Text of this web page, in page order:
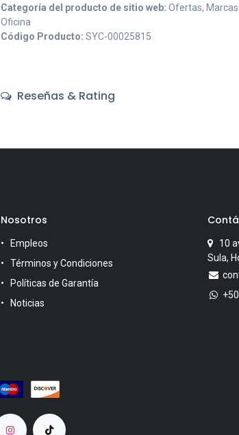
Categoría del producto de sitio web: Ofertas,
Oficina
Código Producto: SYC-00025815
Reseñas & Rating
Nosotros
Empleos
Términos y Condiciones
Políticas de Garantía
Noticias
10
Sula,